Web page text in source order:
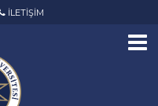
İLETİŞİM